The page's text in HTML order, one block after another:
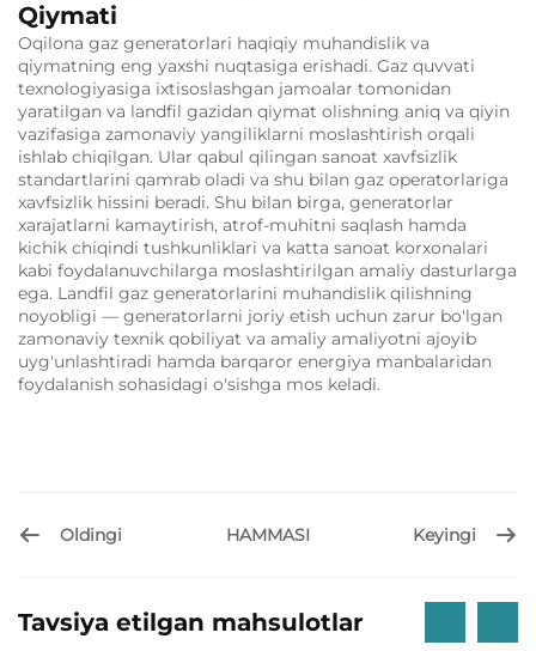
Qiymati
Oqilona gaz generatorlari haqiqiy muhandislik va
qiymatning eng yaxshi nuqtasiga erishadi. Gaz quvvati
texnologiyasiga ixtisoslashgan jamoalar tomonidan
yaratilgan va landfil gazidan qiymat olishning aniq va qiyin
vazifasiga zamonaviy yangiliklarni moslashtirish orqali
ishlab chiqilgan. Ular qabul qilingan sanoat xavfsizlik
standartlarini qamrab oladi va shu bilan gaz operatorlariga
xavfsizlik hissini beradi. Shu bilan birga, generatorlar
xarajatlarni kamaytirish, atrof-muhitni saqlash hamda
kichik chiqindi tushkunliklari va katta sanoat korxonalari
kabi foydalanuvchilarga moslashtirilgan amaliy dasturlarga
ega. Landfil gaz generatorlarini muhandislik qilishning
noyobligi — generatorlarni joriy etish uchun zarur bo'lgan
zamonaviy texnik qobiliyat va amaliy amaliyotni ajoyib
uyg'unlashtiradi hamda barqaror energiya manbalaridan
foydalanish sohasidagi o'sishga mos keladi.
Oldingi HAMMASI Keyingi
Tavsiya etilgan mahsulotlar